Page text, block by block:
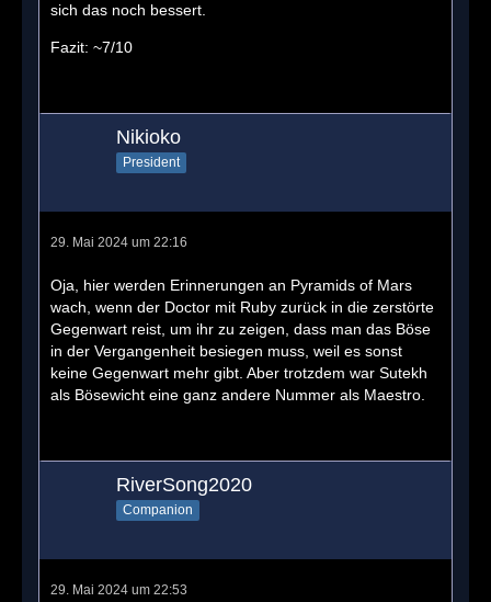
sich das noch bessert.
Fazit: ~7/10
Nikioko
President
29. Mai 2024 um 22:16
Oja, hier werden Erinnerungen an Pyramids of Mars
wach, wenn der Doctor mit Ruby zurück in die zerstörte
Gegenwart reist, um ihr zu zeigen, dass man das Böse
in der Vergangenheit besiegen muss, weil es sonst
keine Gegenwart mehr gibt. Aber trotzdem war Sutekh
als Bösewicht eine ganz andere Nummer als Maestro.
RiverSong2020
Companion
29. Mai 2024 um 22:53